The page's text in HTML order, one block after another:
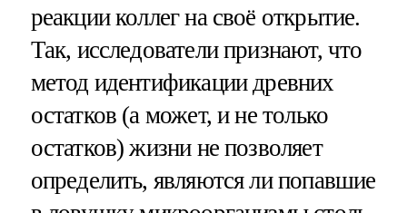
реакции коллег на своё открытие.
Так, исследователи признают, что
метод идентификации древних
остатков (а может, и не только
остатков) жизни не позволяет
определить, являются ли попавшие